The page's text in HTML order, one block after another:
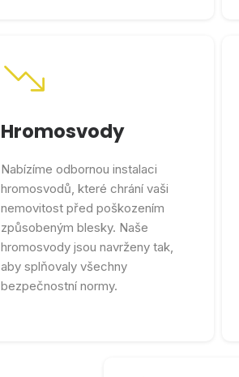
Hromosvody
Nabízíme odbornou instalaci
hromosvodů, které chrání vaši
nemovitost před poškozením
způsobeným blesky. Naše
hromosvody jsou navrženy tak,
aby splňovaly všechny
bezpečnostní normy.